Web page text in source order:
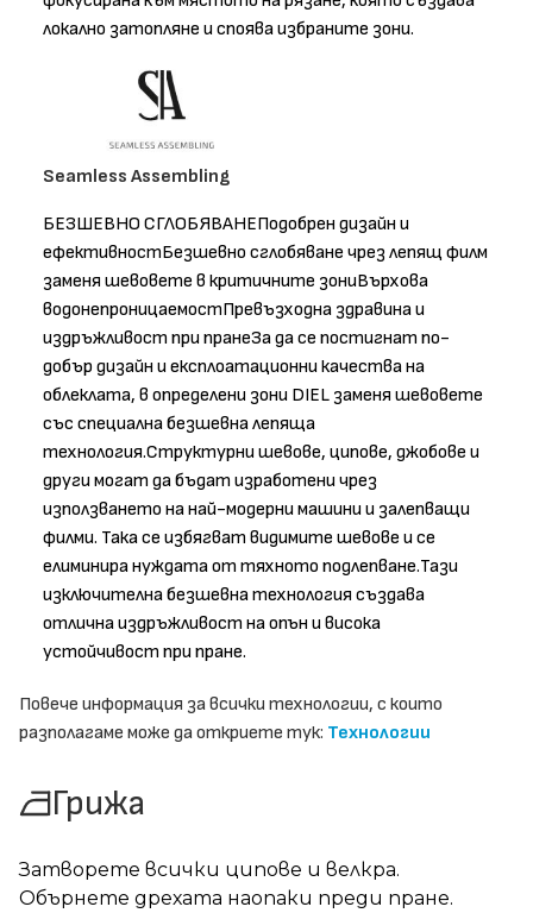
локално затопляне и споява избраните зони.
Seamless Assembling
БЕЗШЕВНО СГЛОБЯВАНЕПодобрен дизайн и
ефективностБезшевно сглобяване чрез лепящ филм
заменя шевовете в критичните зониВърхова
водонепроницаемостПревъзходна здравина и
издръжливост при пранеЗа да се постигнат по-
добър дизайн и експлоатационни качества на
облеклата, в определени зони DIEL заменя шевовете
със специална безшевна лепяща
технология.Структурни шевове, ципове, джобове и
други могат да бъдат изработени чрез
използването на най-модерни машини и залепващи
филми. Така се избягват видимите шевове и се
елиминира нуждата от тяхното подлепване.Тази
изключителна безшевна технология създава
отлична издръжливост на опън и висока
устойчивост при пране.
Повече информация за всички технологии, с които
разполагаме може да откриете тук: Технологии
Грижа
Затворете всички ципове и велкра.
Обърнете дрехата наопаки преди пране.